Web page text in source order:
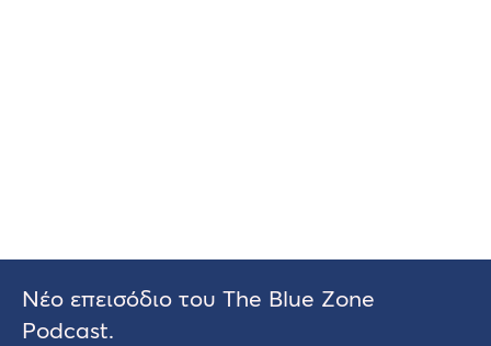
Νέο επεισόδιο του The Blue Zone
Podcast.